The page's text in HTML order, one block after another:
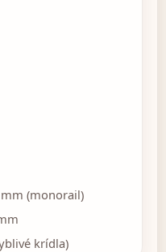
(monorail)
krídla)